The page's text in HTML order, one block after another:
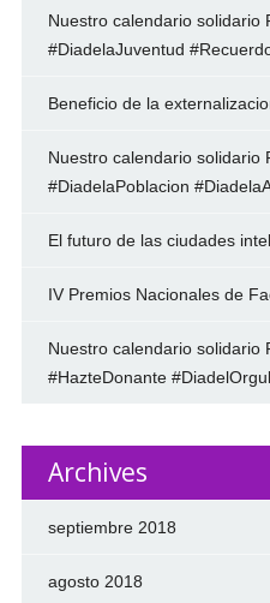
Nuestro calendario solidario
#DiadelaJuventud
Beneficio de la
Nuestro calendario solidario
#DiadelaPoblacion
El futuro de las ciudades
IV Premios Nacionales de
Nuestro calendario solidario
#HazteDonante
Archives
septiembre 2018
agosto 2018